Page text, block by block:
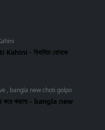
- বিবাহিত বোনকে
, bangla new choti golpo
করে করলো - bangla new